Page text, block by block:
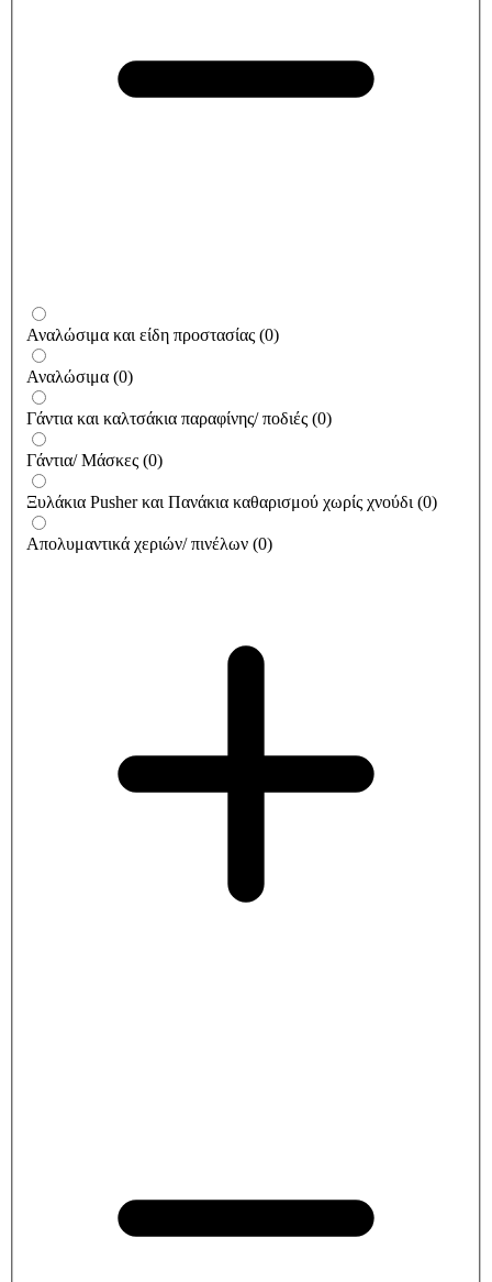
Αναλώσιμα και είδη προστασίας (0)
Αναλώσιμα (0)
Γάντια και καλτσάκια παραφίνης/ ποδιές (0)
Γάντια/ Μάσκες (0)
Ξυλάκια Pusher και Πανάκια καθαρισμού χωρίς χνούδι (0)
Απολυμαντικά χεριών/ πινέλων (0)